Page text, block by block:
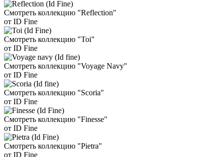
Смотреть коллекцию "Reflection"
от ID Fine
Смотреть коллекцию "Toi"
от ID Fine
Смотреть коллекцию "Voyage Navy"
от ID Fine
Смотреть коллекцию "Scoria"
от ID Fine
Смотреть коллекцию "Finesse"
от ID Fine
Смотреть коллекцию "Pietra"
от ID Fine